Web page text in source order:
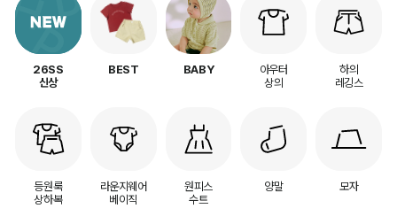
26SS
신상
BEST BABY
아우터
상의
하의
레깅스
등원룩
상하복
라운지웨어
베이직
원피스
수트
양말 모자